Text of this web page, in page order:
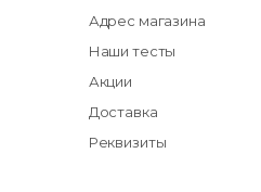
Адрес магазина
Наши тесты
Акции
Доставка
Реквизиты